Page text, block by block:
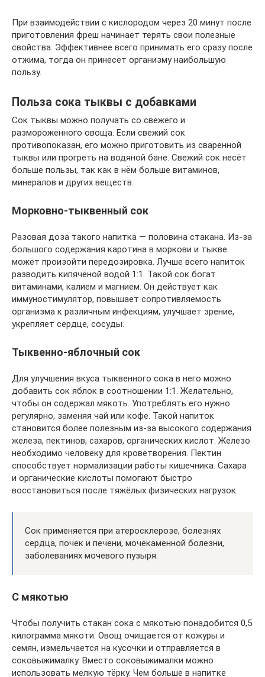
При взаимодействии с кислородом через 20 минут после
приготовления фреш начинает терять свои полезные
свойства. Эффективнее всего принимать его сразу после
отжима, тогда он принесет организму наибольшую
пользу.
Польза сока тыквы с добавками
Сок тыквы можно получать со свежего и
размороженного овоща. Если свежий сок
противопоказан, его можно приготовить из сваренной
тыквы или прогреть на водяной бане. Свежий сок несёт
больше пользы, так как в нём больше витаминов,
минералов и других веществ.
Морковно-тыквенный сок
Разовая доза такого напитка — половина стакана. Из-за
большого содержания каротина в моркови и тыкве
может произойти передозировка. Лучше всего напиток
разводить кипячёной водой 1:1. Такой сок богат
витаминами, калием и магнием. Он действует как
иммуностимулятор, повышает сопротивляемость
организма к различным инфекциям, улучшает зрение,
укрепляет сердце, сосуды.
Тыквенно-яблочный сок
Для улучшения вкуса тыквенного сока в него можно
добавить сок яблок в соотношении 1:1. Желательно,
чтобы он содержал мякоть. Употреблять его нужно
регулярно, заменяя чай или кофе. Такой напиток
становится более полезным из-за высокого содержания
железа, пектинов, сахаров, органических кислот. Железо
необходимо человеку для кроветворения. Пектин
способствует нормализации работы кишечника. Сахара
и органические кислоты помогают быстро
восстановиться после тяжёлых физических нагрузок.
Сок применяется при атеросклерозе, болезнях
сердца, почек и печени, мочекаменной болезни,
заболеваниях мочевого пузыря.
С мякотью
Чтобы получить стакан сока с мякотью понадобится 0,5
килограмма мякоти. Овощ очищается от кожуры и
семян, измельчается на кусочки и отправляется в
соковыжималку. Вместо соковыжималки можно
использовать мелкую тёрку. Чем больше в напитке